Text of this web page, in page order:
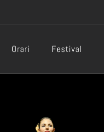
Orari Festival